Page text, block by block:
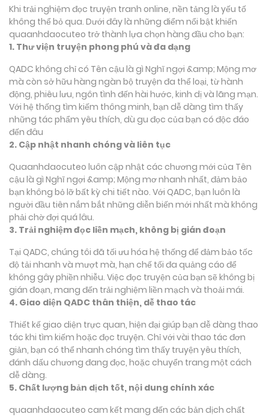
Khi trải nghiệm đọc truyện tranh online, nền tảng là yếu tố
không thể bỏ qua. Dưới đây là những điểm nổi bật khiến
quaanhdaocuteo trở thành lựa chọn hàng đầu cho bạn:
1. Thư viện truyện phong phú và đa dạng
QADC không chỉ có Tên cậu là gì Nghĩ ngợi &amp; Mộng mơ
mà còn sở hữu hàng ngàn bộ truyện đa thể loại, từ hành
động, phiêu lưu, ngôn tình đến hài hước, kinh dị và lãng mạn.
Với hệ thống tìm kiếm thông minh, bạn dễ dàng tìm thấy
những tác phẩm yêu thích, dù gu đọc của bạn có độc đáo
đến đâu
2. Cập nhật nhanh chóng và liên tục
Quaanhdaocuteo luôn cập nhật các chương mới của Tên
cậu là gì Nghĩ ngợi &amp; Mộng mơ nhanh nhất, đảm bảo
bạn không bỏ lỡ bất kỳ chi tiết nào. Với QADC, bạn luôn là
người đầu tiên nắm bắt những diễn biến mới nhất mà không
phải chờ đợi quá lâu.
3. Trải nghiệm đọc liền mạch, không bị gián đoạn
Tại QADC, chúng tôi đã tối ưu hóa hệ thống để đảm bảo tốc
độ tải nhanh và mượt mà, hạn chế tối đa quảng cáo để
không gây phiền nhiễu. Việc đọc truyện của bạn sẽ không bị
gián đoạn, mang đến trải nghiệm liền mạch và thoải mái.
4. Giao diện QADC thân thiện, dễ thao tác
Thiết kế giao diện trực quan, hiện đại giúp bạn dễ dàng thao
tác khi tìm kiếm hoặc đọc truyện. Chỉ với vài thao tác đơn
giản, bạn có thể nhanh chóng tìm thấy truyện yêu thích,
đánh dấu chương đang đọc, hoặc chuyển trang một cách
dễ dàng.
5. Chất lượng bản dịch tốt, nội dung chính xác
quaanhdaocuteo cam kết mang đến các bản dịch chất